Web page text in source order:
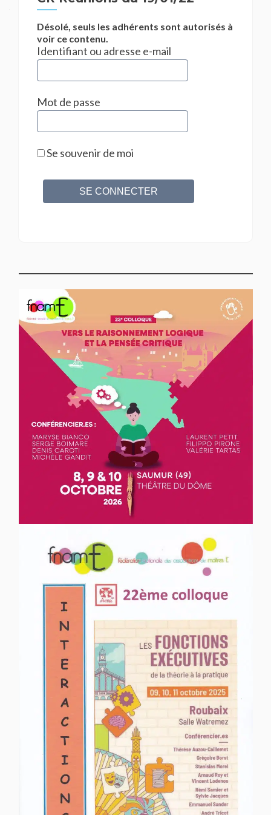
Désolé, seuls les adhérents sont autorisés à
voir ce contenu.
Identifiant ou adresse e-mail
Mot de passe
Se souvenir de moi